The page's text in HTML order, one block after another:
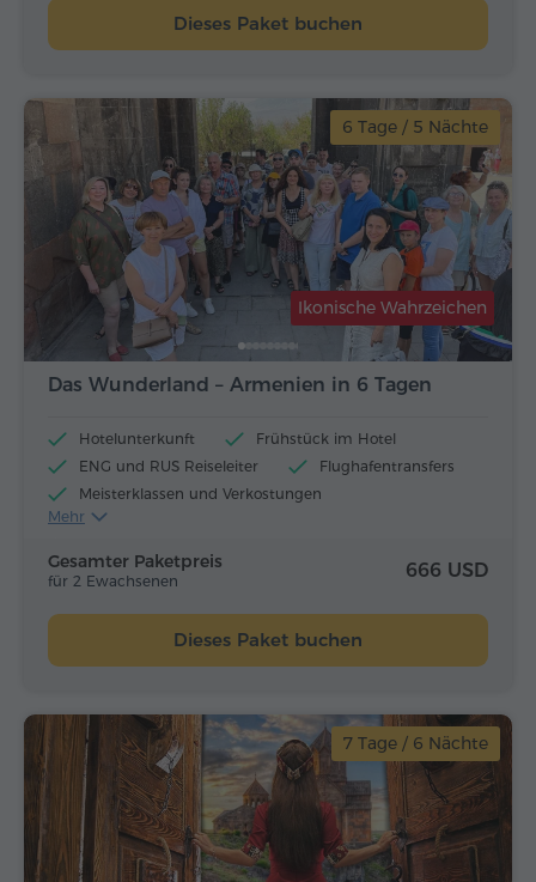
Dieses Paket buchen
6 Tage / 5 Nächte
Das Wunderland – Armenien in 6 Tagen
Ikonische Wahrzeichen
Hotelunterkunft
Frühstück im Hotel
ENG und RUS Reiseleiter
Flughafentransfers
Meisterklassen und Verkostungen
Flugtickets
Mehr
Gesamter Paketpreis
für 2 Ewachsenen 666 USD
Dieses Paket buchen
7 Tage / 6 Nächte